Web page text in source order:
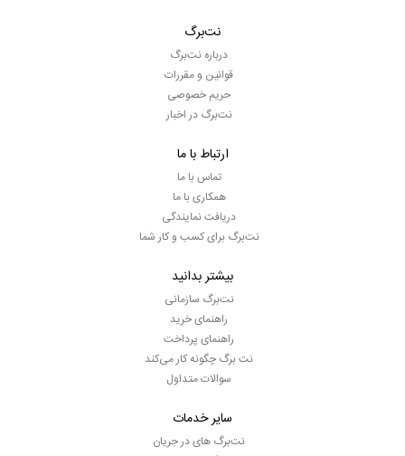
نت‌برگ
درباره نت‌برگ
قوانین و مقررات
حریم خصوصی
نت‌برگ در اخبار
ارتباط با ما
تماس با ما
همکاری با ما
دریافت نمایندگی
نت‌برگ برای کسب و کار شما
بیشتر بدانید
نت‌برگ سازمانی
راهنمای خرید
راهنمای پرداخت
نت برگ چگونه کار می‌کند
سوالات متداول
سایر خدمات
نت‌برگ های در جریان